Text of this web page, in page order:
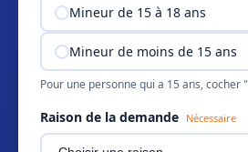
Mineur de 15 à 18 ans
Mineur de moins de 15 ans
Pour une personne qui a 15 ans, cocher
Raison de la demande Nécessaire